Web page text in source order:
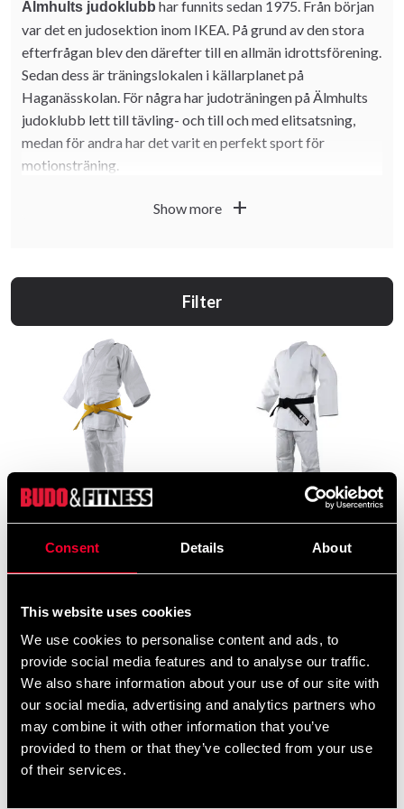
Consent Details About
This website uses cookies
We use cookies to personalise content and ads, to
provide social media features and to analyse our traffic.
We also share information about your use of our site with
our social media, advertising and analytics partners who
may combine it with other information that you’ve
provided to them or that they’ve collected from your use
of their services.
Älmhults judoklubb har funnits sedan 1975. Från början
var det en judosektion inom IKEA. På grund av den stora
efterfrågan blev den därefter till en allmän idrottsförening.
Sedan dess är träningslokalen i källarplanet på
Haganässkolan. För några har judoträningen på Älmhults
judoklubb lett till tävling- och till och med elitsatsning,
medan för andra har det varit en perfekt sport för
motionsträning.
Alla är varmt välkomna att träna på Älmhults judoklubb,
Show more add
Filter
Adidas Judo Uniform Club
J350 White
From 359 SEK 435 SEK
Adidas Judo uniform
Champion 3 White-Gold
From 2 195 SEK